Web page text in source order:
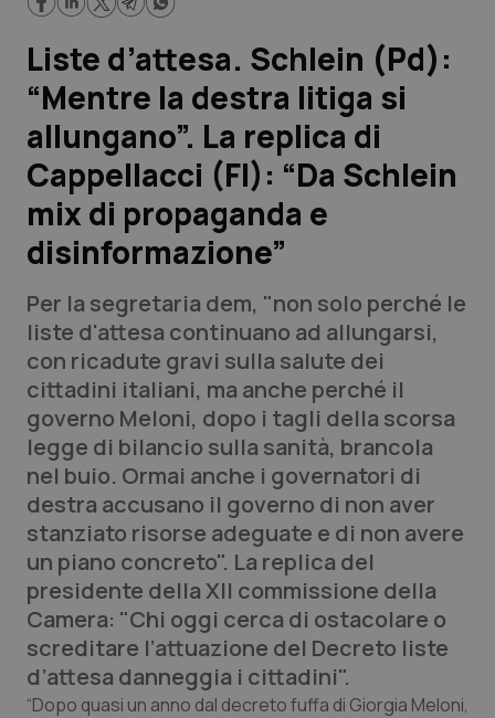
Lavoro e Professioni
Scienza e Farmaci
Studi e Analisi
Lettere al direttore
Edizioni Regionali
QS Pro
Professionisti Sanitari.AI
Abruzzo
Basilicata
Calabria
Campania
Emilia-Romagna
Friuli Venezia Giulia
QS Pro Gold
Artrite & artrosi
Asma & BPCO
Car-T
Colesterolo & coronaropatie
Dermatite Atopica
QS Club Newsletter
Liste d’attesa. Schlein (Pd):
“Mentre la destra litiga si
allungano”. La replica di
Cappellacci (FI): “Da Schlein
mix di propaganda e
disinformazione”
Per la segretaria dem, "non solo perché le
liste d'attesa continuano ad allungarsi,
con ricadute gravi sulla salute dei
cittadini italiani, ma anche perché il
governo Meloni, dopo i tagli della scorsa
legge di bilancio sulla sanità, brancola
nel buio. Ormai anche i governatori di
destra accusano il governo di non aver
stanziato risorse adeguate e di non avere
un piano concreto". La replica del
presidente della XII commissione della
Camera: "Chi oggi cerca di ostacolare o
screditare l’attuazione del Decreto liste
d’attesa danneggia i cittadini".
“Dopo quasi un anno dal decreto fuffa di Giorgia Meloni,